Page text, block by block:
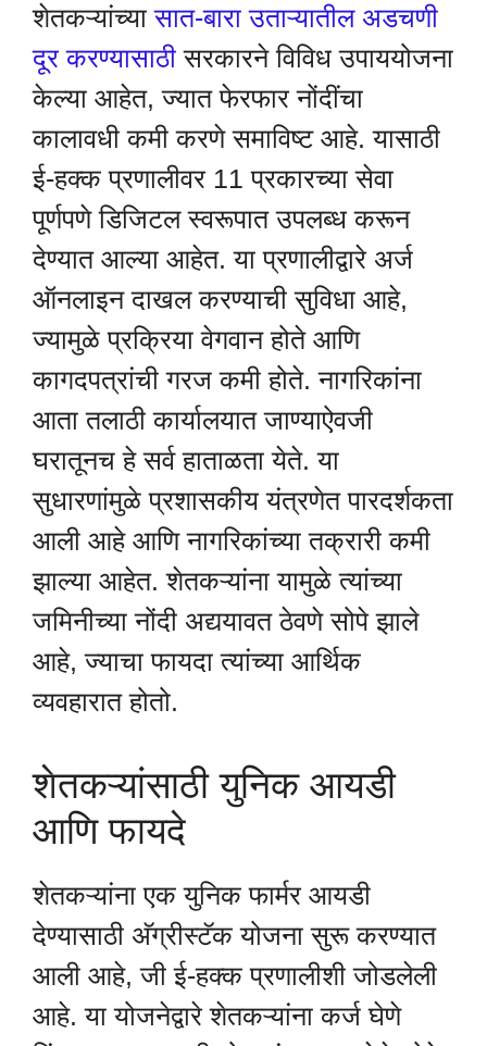
शेतकऱ्यांच्यासात-बारा उताऱ्यातील अडचणी
दूर करण्यासाठी सरकारने विविध उपाययोजना
केल्या आहेत, ज्यात फेरफार नोंदींचा
कालावधी कमी करणे समाविष्ट आहे. यासाठी
ई-हक्क प्रणालीवर 11 प्रकारच्या सेवा
पूर्णपणे डिजिटल स्वरूपात उपलब्ध करून
देण्यात आल्या आहेत. या प्रणालीद्वारे अर्ज
ऑनलाइन दाखल करण्याची सुविधा आहे,
ज्यामुळे प्रक्रिया वेगवान होते आणि
कागदपत्रांची गरज कमी होते. नागरिकांना
आता तलाठी कार्यालयात जाण्याऐवजी
घरातूनच हे सर्व हाताळता येते. या
सुधारणांमुळे प्रशासकीय यंत्रणेत पारदर्शकता
आली आहे आणि नागरिकांच्या तक्रारी कमी
झाल्या आहेत. शेतकऱ्यांना यामुळे त्यांच्या
जमिनीच्या नोंदी अद्ययावत ठेवणे सोपे झाले
आहे, ज्याचा फायदा त्यांच्या आर्थिक
व्यवहारात होतो.
शेतकऱ्यांसाठी युनिक आयडी
आणि फायदे
शेतकऱ्यांना एक युनिक फार्मर आयडी
देण्यासाठी अ‍ॅग्रीस्टॅक योजना सुरू करण्यात
आली आहे, जी ई-हक्क प्रणालीशी जोडलेली
आहे. या योजनेद्वारे शेतकऱ्यांना कर्ज घेणे